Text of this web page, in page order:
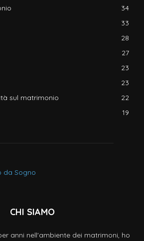
34
33
28
27
23
23
sul matrimonio
22
19
CHI SIAMO
anni nell'ambiente dei matrimoni, ho